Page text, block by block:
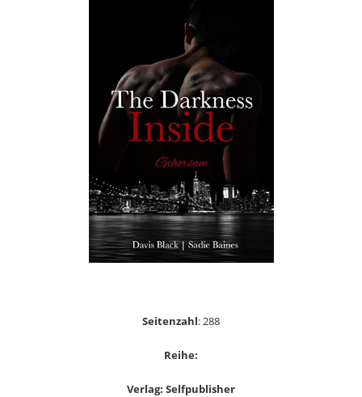
Seitenzahl: 288
Reihe:
Verlag: Selfpublisher